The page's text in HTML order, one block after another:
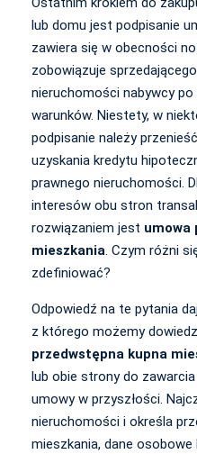
lub domu jest podpisanie
zawiera się w obecności
zobowiązuje
nieruchomości nabywcy po
warunków. Niestety, w
podpisanie należy
uzyskania kredytu
prawnego nieruchomości.
interesów obu stron
rozwiązaniem jest umowa
mieszkania. Czym różni
zdefiniować?
Odpowiedź na te pytania
z którego możemy
przedwstępna kupna
lub obie strony do
umowy w przyszłości.
nieruchomości i określa
mieszkania, dane